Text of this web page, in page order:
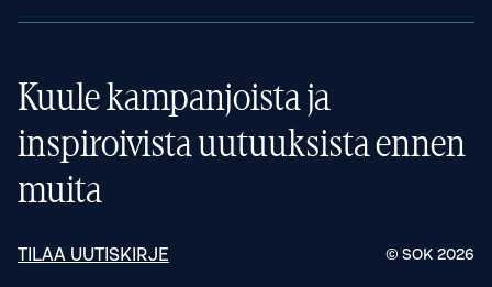
Kuule kampanjoista ja
inspiroivista uutuuksista ennen
muita
TILAA UUTISKIRJE © SOK 2026